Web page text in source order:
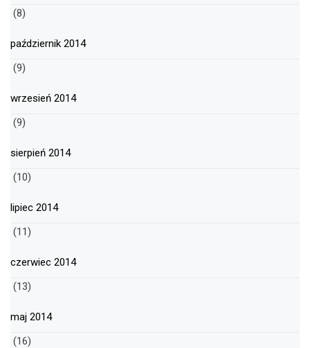
(8)
październik 2014
(9)
wrzesień 2014
(9)
sierpień 2014
(10)
lipiec 2014
(11)
czerwiec 2014
(13)
maj 2014
(16)